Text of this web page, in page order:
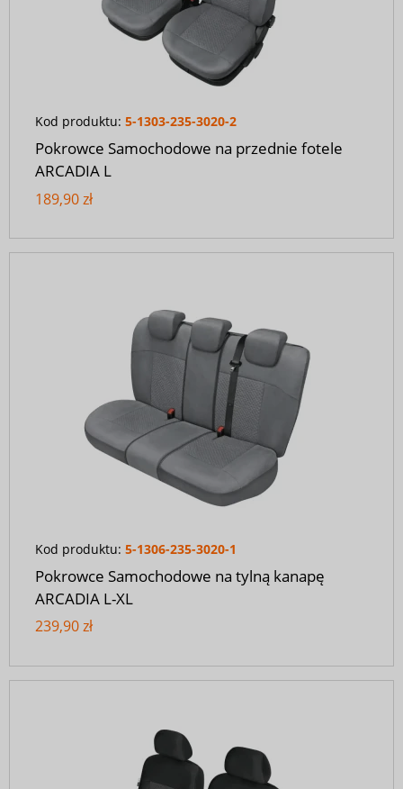
Kod produktu: 5-1303-235-3020-2
Pokrowce Samochodowe na przednie fotele
ARCADIA L
189,90 zł
Kod produktu: 5-1306-235-3020-1
Pokrowce Samochodowe na tylną kanapę
ARCADIA L-XL
239,90 zł